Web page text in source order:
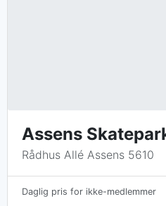
Assens
Rådhus Allé Assens 5610
Daglig pris for ikke-medlemmer